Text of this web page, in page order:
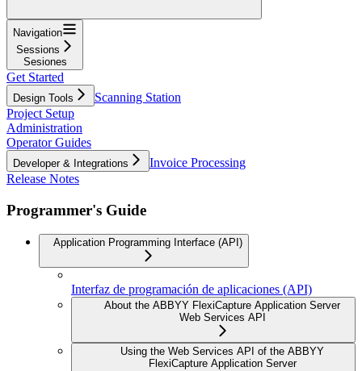
Navigation
Sessions
Sesiones
Get Started
Design Tools
Scanning Station
Project Setup
Administration
Operator Guides
Developer & Integrations
Invoice Processing
Release Notes
Programmer's Guide
Application Programming Interface (API)
Interfaz de programación de aplicaciones (API)
About the ABBYY FlexiCapture Application Server
Web Services API
Using the Web Services API of the ABBYY
FlexiCapture Application Server